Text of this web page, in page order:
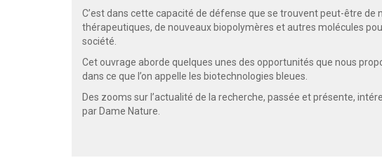
C’est dans cette capacité de défense que se trouvent peut-être
thérapeutiques, de nouveaux biopolymères et autres molécules
société.
Cet ouvrage aborde quelques unes des opportunités que nous
dans ce que l’on appelle les biotechnologies bleues.
Des zooms sur l’actualité de la recherche, passée et présente,
par Dame Nature.